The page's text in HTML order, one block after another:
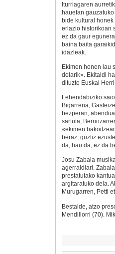
Iturriagaren
hauetan
bide kultural
erlazio historikoan
ez da gaur
baina baita
idazleak.
Ekimen honen lau
delarik». Ekitaldi
dituzte Euskal
Lehendabiziko
Bigarrena,
bezperan,
sartuta,
«ekimen
beraz, guztiz
da, hau da, ez da
Josu Zabala
agerraldiari.
prestatutako
argitaratuko dela.
Murugarren, Petti
Bestalde, atzo
Mendillorri (70).